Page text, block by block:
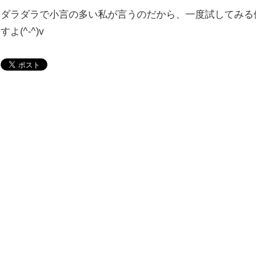
ダラダラで小言の多い私が言うのだから、一度試してみる
すよ(^-^)v